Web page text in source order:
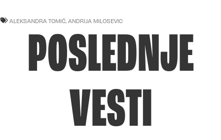
ALEKSANDRA TOMIĆ, ANDRIJA MILOSEVIC
POSLEDNJE
VESTI